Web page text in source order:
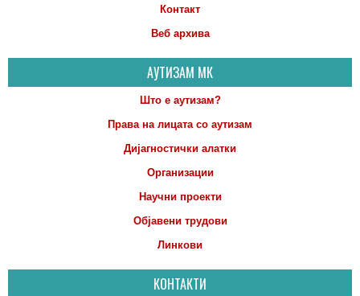
Контакт
Веб архива
АУТИЗАМ МК
Што е аутизам?
Права на лицата со аутизам
Дијагностички алатки
Организации
Научни проекти
Објавени трудови
Линкови
КОНТАКТИ